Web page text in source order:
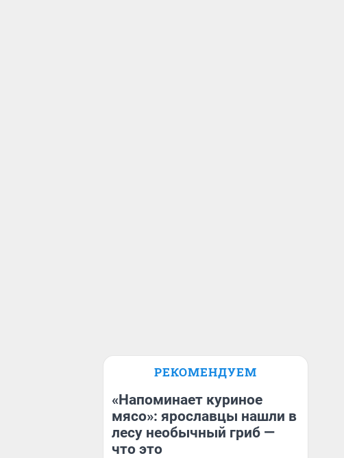
РЕКОМЕНДУЕМ
«Напоминает куриное
мясо»: ярославцы нашли в
лесу необычный гриб —
что это